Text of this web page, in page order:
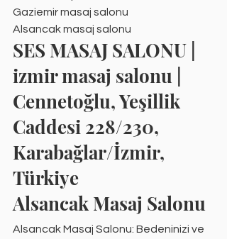
Gaziemir masaj salonu
Alsancak masaj salonu
SES MASAJ SALONU |
izmir masaj salonu |
Cennetoğlu, Yeşillik
Caddesi 228/230,
Karabağlar/İzmir,
Türkiye
Alsancak Masaj Salonu
Alsancak Masaj Salonu: Bedeninizi ve